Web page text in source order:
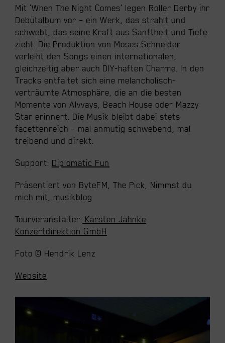
Mit ‘When The Night Comes’ legen Roller Derby ihr
Debütalbum vor – ein Werk, das strahlt und
schwebt, das seine Kraft aus Sanftheit und Tiefe
zieht. Die Produktion von Moses Schneider
verleiht den Songs einen internationalen,
gleichzeitig aber auch DIY-haften Charme. In den
Tracks entfaltet sich eine melancholisch-
verträumte Atmosphäre, die an die besten
Momente von Alvvays, Beach House oder Mazzy
Star erinnert. Die Musik bleibt dabei stets
facettenreich – mal anmutig schwebend, mal
treibend und direkt.
Support: Diplomatic Fun
Präsentiert von ByteFM, The Pick, Nimmst du
mich mit, musikblog
Tourveranstalter: Karsten Jahnke
Konzertdirektion GmbH
Foto © Hendrik Lenz
Website